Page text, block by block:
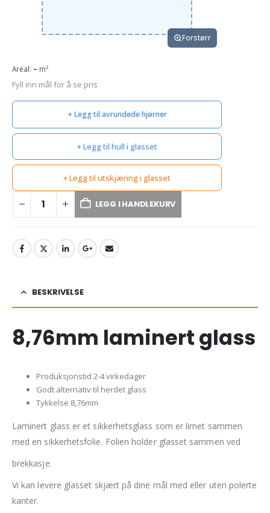
Forstørr
Areal: – m²
Fyll inn mål for å se pris
+ Legg til avrundede hjørner
+ Legg til hull i glasset
+ Legg til utskjæring i glasset
LEGG I HANDLEKURV
BESKRIVELSE
8,76mm laminert glass
Produksjonstid 2-4 virkedager
Godt alternativ til herdet glass
Tykkelse 8,76mm
Laminert glass er et sikkerhetsglass som er limet sammen
med en sikkerhetsfolie. Folien holder glasset sammen ved
brekkasje.
Vi kan levere glasset skjært på dine mål med eller uten polerte
kanter.